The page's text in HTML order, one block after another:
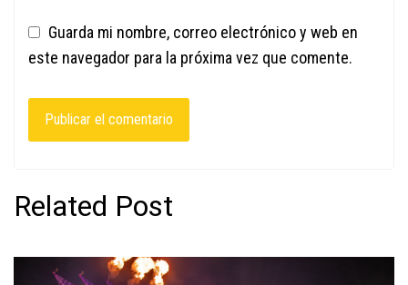
Guarda mi nombre, correo electrónico y web en
este navegador para la próxima vez que comente.
Related Post